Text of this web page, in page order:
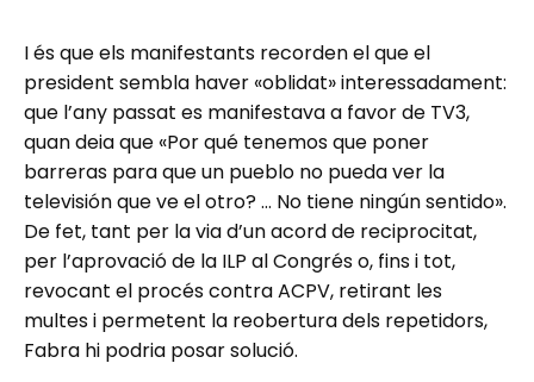
I és que els manifestants recorden el que el
president sembla haver «oblidat» interessadament:
que l’any passat es manifestava a favor de TV3,
quan deia que «Por qué tenemos que poner
barreras para que un pueblo no pueda ver la
televisión que ve el otro? … No tiene ningún sentido».
De fet, tant per la via d’un acord de reciprocitat,
per l’aprovació de la ILP al Congrés o, fins i tot,
revocant el procés contra ACPV, retirant les
multes i permetent la reobertura dels repetidors,
Fabra hi podria posar solució.